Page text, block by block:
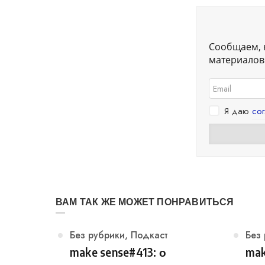
Сообщаем,
Я даю
ВАМ ТАК ЖЕ МОЖЕТ ПОНРАВИТЬСЯ
Категория
Без рубрики, Подкаст
make sense#413: о
Без